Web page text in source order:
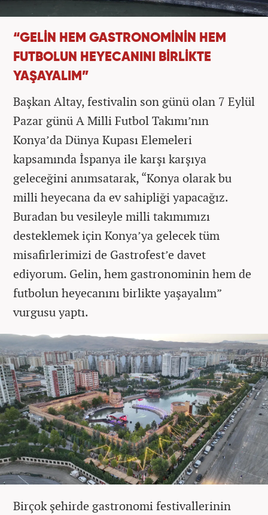
“GELİN HEM GASTRONOMİNİN HEM
FUTBOLUN HEYECANINI BİRLİKTE
YAŞAYALIM”
Başkan Altay, festivalin son günü olan 7 Eylül
Pazar günü A Milli Futbol Takımı’nın
Konya’da Dünya Kupası Elemeleri
kapsamında İspanya ile karşı karşıya
geleceğini anımsatarak, “Konya olarak bu
milli heyecana da ev sahipliği yapacağız.
Buradan bu vesileyle milli takımımızı
desteklemek için Konya’ya gelecek tüm
misafirlerimizi de Gastrofest’e davet
ediyorum. Gelin, hem gastronominin hem de
futbolun heyecanını birlikte yaşayalım”
vurgusu yaptı.
Birçok şehirde gastronomi festivallerinin